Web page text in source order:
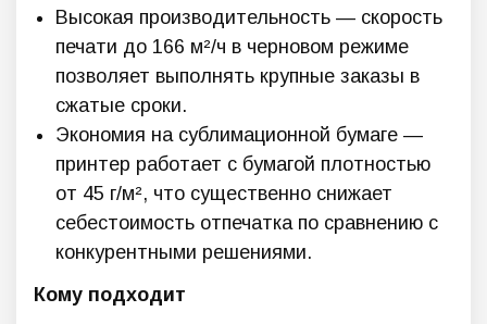
Высокая производительность — скорость
печати до 166 м²/ч в черновом режиме
позволяет выполнять крупные заказы в
сжатые сроки.
Экономия на сублимационной бумаге —
принтер работает с бумагой плотностью
от 45 г/м², что существенно снижает
себестоимость отпечатка по сравнению с
конкурентными решениями.
Кому подходит